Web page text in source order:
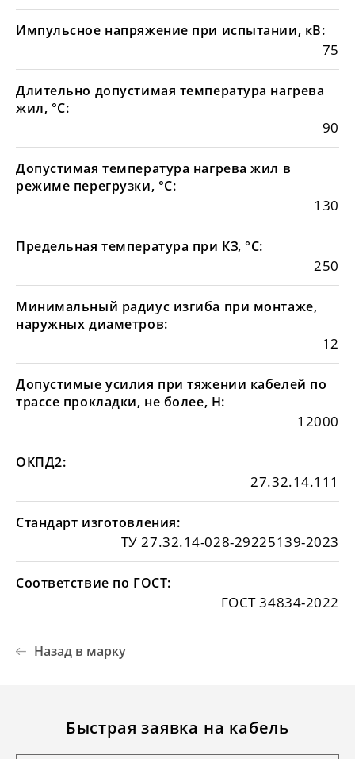
Импульсное напряжение при испытании, кВ:
75
Длительно допустимая температура нагрева
жил, °С:
90
Допустимая температура нагрева жил в
режиме перегрузки, °С:
130
Предельная температура при КЗ, °С:
250
Минимальный радиус изгиба при монтаже,
наружных диаметров:
12
Допустимые усилия при тяжении кабелей по
трассе прокладки, не более, Н:
12000
ОКПД2:
27.32.14.111
Стандарт изготовления:
ТУ 27.32.14-028-29225139-2023
Соответствие по ГОСТ:
ГОСТ 34834-2022
Назад в марку
Быстрая заявка на кабель